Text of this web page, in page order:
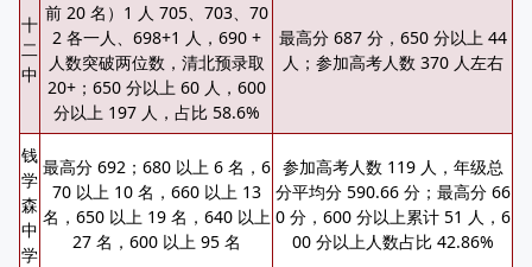
十
二
中
前 20 名）1 人 705、703、70
2 各一人、698+1 人，690 +
人数突破两位数，清北预录取
20+；650 分以上 60 人，600
分以上 197 人，占比 58.6%
最高分 687 分，650 分以上 44
人；参加高考人数 370 人左右
钱
学
森
中
学
最高分 692；680 以上 6 名，6
70 以上 10 名，660 以上 13
名，650 以上 19 名，640 以上
27 名，600 以上 95 名
参加高考人数 119 人，年级总
分平均分 590.66 分；最高分 66
0 分，600 分以上累计 51 人，6
00 分以上人数占比 42.86%